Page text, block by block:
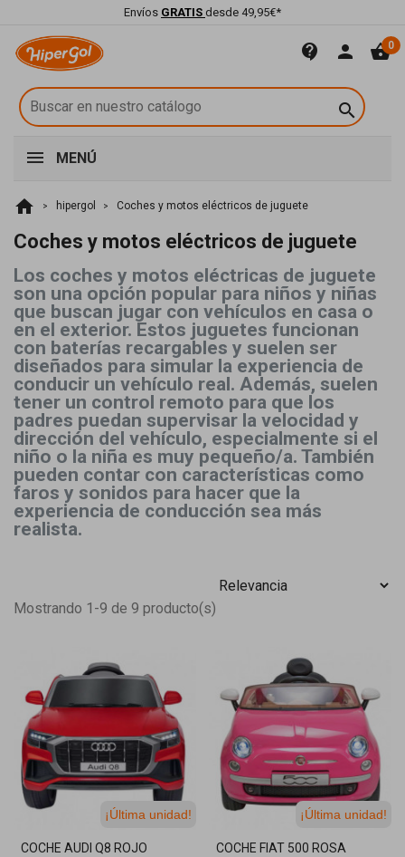
Envíos GRATIS desde 49,95€*
contact_support person shopping_basket0

MENÚ
home hipergol Coches y motos eléctricos de juguete
Coches y motos eléctricos de juguete
Los coches y motos eléctricas de juguete
son una opción popular para niños y niñas
que buscan jugar con vehículos en casa o
en el exterior. Estos juguetes funcionan
con baterías recargables y suelen ser
diseñados para simular la experiencia de
conducir un vehículo real. Además, suelen
tener un control remoto para que los
padres puedan supervisar la velocidad y
dirección del vehículo, especialmente si el
niño o la niña es muy pequeño/a. También
pueden contar con características como
faros y sonidos para hacer que la
experiencia de conducción sea más
realista.
Mostrando 1-9 de 9 producto(s)
¡Última unidad!
COCHE AUDI Q8 ROJO
¡Última unidad!
COCHE FIAT 500 ROSA